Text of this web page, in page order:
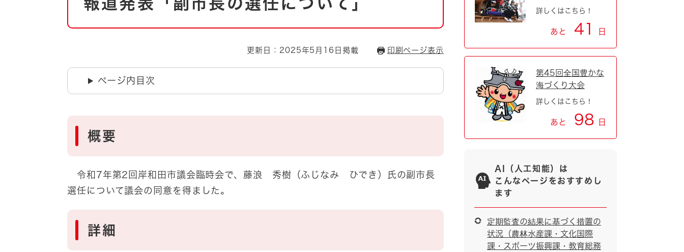
自然・環境・公園
男女共同参画
地域コミュニティ・ボラン
更新日：2025年5月16日掲載 印刷ページ表示
ページ内目次
概要
令和7年第2回岸和田市議会臨時会で、藤浪 秀樹（ふじなみ ひでき）氏の副市長
選任について議会の同意を得ました。
詳細​
詳しくはこちら！
あと 41 日
第45回全国豊かな
海づくり大会
詳しくはこちら！
あと 98 日
AI（人工知能）は
こんなページをおすすめし
ます
定期監査の結果に基づく措置の
状況（農林水産課・文化国際
課・スポーツ振興課・教育総務